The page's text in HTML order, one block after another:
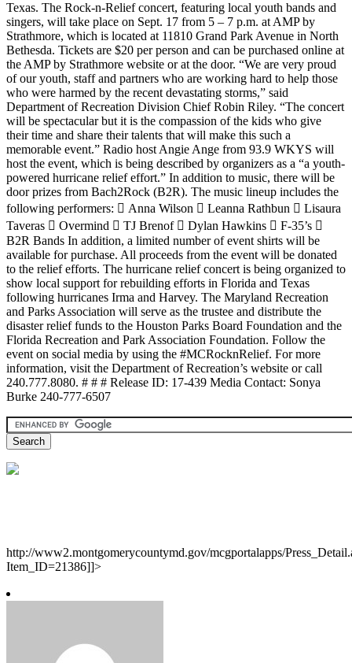
Texas. The Rock-n-Relief concert, featuring local youth bands and
singers, will take place on Sept. 17 from 5 – 7 p.m. at AMP by
Strathmore, which is located at 11810 Grand Park Avenue in North
Bethesda. Tickets are $20 per person and can be purchased online at
the AMP by Strathmore website or at the door. “We are very proud
of our youth, staff and partners who are working hard to help those
who were harmed by the recent devastating storms,” said
Department of Recreation Division Chief Robin Riley. “The concert
will be spectacular but it is the compassion of the kids who give
their time and share their talents that will make this such a
memorable event.” Radio host Angie Ange from 93.9 WKYS will
host the event, which is being described by organizers as a “a youth-
powered hurricane relief effort.” In addition to music, there will be
door prizes from Bach2Rock (B2R). The music lineup includes the
following performers:  Anna Wilson  Leanna Rathbun  Lisaura
Taveras  Overmind  TJ Brenof  Dylan Hawkins  F-35’s 
B2R Bands In addition, a limited number of event shirts will be
available for purchase. All proceeds from the event will be donated
to the relief efforts. The hurricane relief concert is being organized to
show local support for rebuilding efforts in Florida and Texas
following hurricanes Irma and Harvey. The Maryland Recreation
and Parks Association will serve as the trustee and distribute the
disaster relief funds to the Houston Parks Board Foundation and the
Florida Recreation and Park Association Foundation. Follow the
event on social media by using the #MCRocknRelief. For more
information, visit the Department of Recreation’s website or call
240.777.8080. # # # Release ID: 17-439 Media Contact: Sonya
Burke 240-777-6507
http://www2.montgomerycountymd.gov/mcgportalapps/
Item_ID=21386]]>